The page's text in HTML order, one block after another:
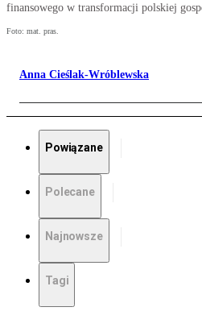
finansowego w transformacji polskiej
Foto: mat. pras.
Anna Cieślak-Wróblewska
Powiązane
Polecane
Najnowsze
Tagi